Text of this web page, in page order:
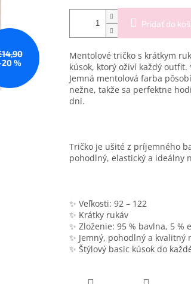
%
Pridať do
Mentolové tričko s krátkym
kúsok, ktorý oživí každý outfit.
Jemná mentolová farba
nežne, takže sa perfektne
dni.
Tričko je ušité z príjemného
pohodlný, elastický a ideálny
✨ Veľkosti: 92 – 122
✨ Krátky rukáv
✨ Zloženie: 95 % bavlna, 5 %
✨ Jemný, pohodlný a kvalitný
✨ Štýlový basic kúsok do